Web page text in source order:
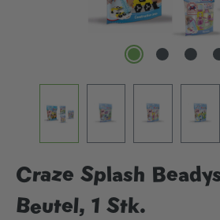
Craze Splash
Beutel, 1 Stk.